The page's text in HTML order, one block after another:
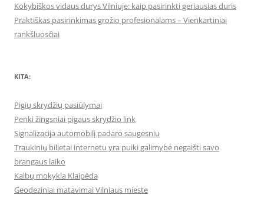
Kokybiškos vidaus durys Vilniuje: kaip pasirinkti geriausias duris
Praktiškas pasirinkimas grožio profesionalams – Vienkartiniai
rankšluosčiai
KITA:
Pigių skrydžių pasiūlymai
Penki žingsniai pigaus skrydžio link
Signalizacija automobilį padaro saugesniu
Traukinių bilietai internetu yra puiki galimybė negaišti savo
brangaus laiko
Kalbų mokykla Klaipėda
Geodeziniai matavimai Vilniaus mieste